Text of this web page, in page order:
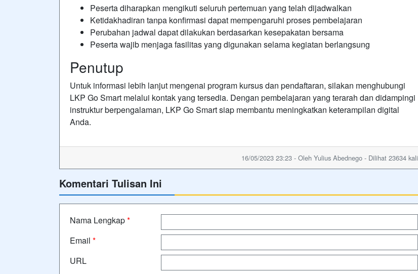
Peserta diharapkan mengikuti seluruh pertemuan yang telah dijadwalkan
Ketidakhadiran tanpa konfirmasi dapat mempengaruhi proses pembelajaran
Perubahan jadwal dapat dilakukan berdasarkan kesepakatan bersama
Peserta wajib menjaga fasilitas yang digunakan selama kegiatan berlangsung
Penutup
Untuk informasi lebih lanjut mengenai program kursus dan pendaftaran, silakan menghubungi
LKP Go Smart melalui kontak yang tersedia. Dengan pembelajaran yang terarah dan didampingi
instruktur berpengalaman, LKP Go Smart siap membantu meningkatkan keterampilan digital
Anda.
16/05/2023 23:23 - Oleh Yulius Abednego - Dilihat 23634 kali
Komentari Tulisan Ini
Nama Lengkap*
Email *
URL